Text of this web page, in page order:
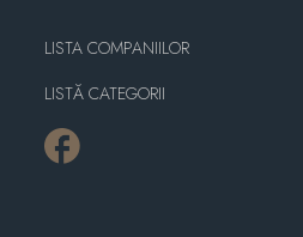
LISTA COMPANIILOR
LISTĂ CATEGORII